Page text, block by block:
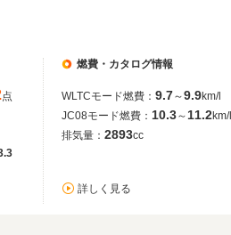
点
燃費・カタログ情報
WLTCモード燃費： 9.7～9.9km/l
JC08モード燃費： 10.3～ 11.2km/l
排気量： 2893cc
詳しく見る